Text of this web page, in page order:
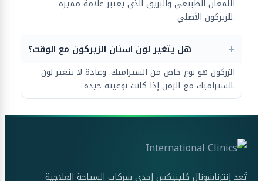
اللمعان الطبيعي والبريق الذي يعتبر علامة مميزة
للزيركون الأصلي.
هل يتغير لون اسنان الزيركون مع الوقت؟
الزركون هو نوع خاص من السيراميك. وعادة لا يتغير لون
السيراميك مع الزمن إذا كانت نوعيته جيدة.
تُعد إنترناشونال كلينيكس إحدى شركات السياحة العلاجية